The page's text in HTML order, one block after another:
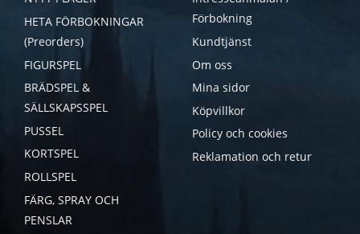
HETA FÖRBOKNINGAR
(Preorders)
FIGURSPEL
BRÄDSPEL &
SÄLLSKAPSSPEL
PUSSEL
KORTSPEL
ROLLSPEL
FÄRG, SPRAY OCH
PENSLAR
Förbokning
Kundtjänst
Om oss
Mina sidor
Köpvillkor
Policy och cookies
Reklamation och retur